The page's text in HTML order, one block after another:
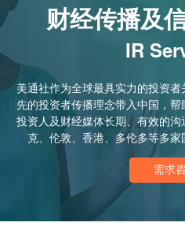
财经传播及
IR
美通社作为全球最具实力的投资
先的投资者传播理念带入中国，
投资人及财经媒体长期、有效的
克、伦敦、香港、多伦多等多家
需求